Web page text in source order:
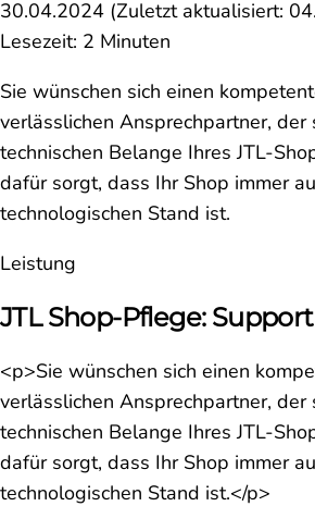
30.04.2024 (Zuletzt aktualisiert:
Lesezeit: 2 Minuten
Sie wünschen sich einen
verlässlichen Ansprechpartner, der
technischen Belange Ihres JTL-
dafür sorgt, dass Ihr Shop immer
technologischen Stand ist.
Leistung
JTL Shop-Pflege:
<p>Sie wünschen sich einen
verlässlichen Ansprechpartner, der
technischen Belange Ihres JTL-
dafür sorgt, dass Ihr Shop immer
technologischen Stand ist.</p>